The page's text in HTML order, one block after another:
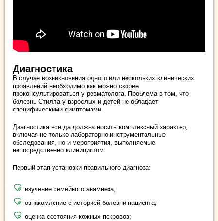
Диагностика
В случае возникновения одного или нескольких клинических
проявлений необходимо как можно скорее
проконсультироваться у ревматолога. Проблема в том, что
болезнь Стилла у взрослых и детей не обладает
специфическими симптомами.
Диагностика всегда должна носить комплексный характер,
включая не только лабораторно-инструментальные
обследования, но и мероприятия, выполняемые
непосредственно клиницистом.
Первый этап установки правильного диагноза:
изучение семейного анамнеза;
ознакомление с историей болезни пациента;
оценка состояния кожных покровов;